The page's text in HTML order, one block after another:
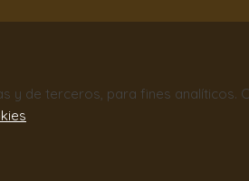
y de terceros, para fines